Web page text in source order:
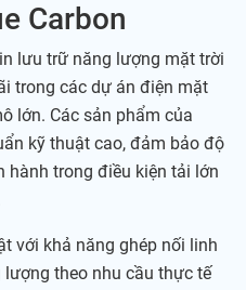
Carbon
lưu trữ năng lượng mặt trời
trong các dự án điện mặt
lớn. Các sản phẩm của
kỹ thuật cao, đảm bảo độ
hành trong điều kiện tải lớn
với khả năng ghép nối linh
theo nhu cầu thực tế